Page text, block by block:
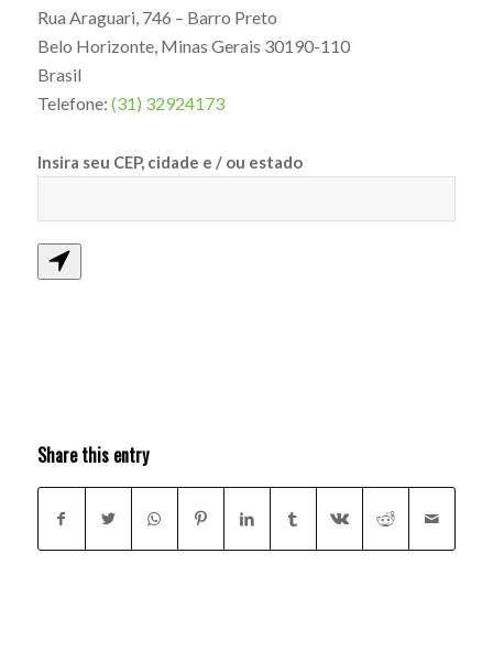
Rua Araguari, 746 – Barro Preto
Belo Horizonte, Minas Gerais 30190-110
Brasil
Telefone: (31) 32924173
Insira seu CEP, cidade e / ou estado
Share this entry